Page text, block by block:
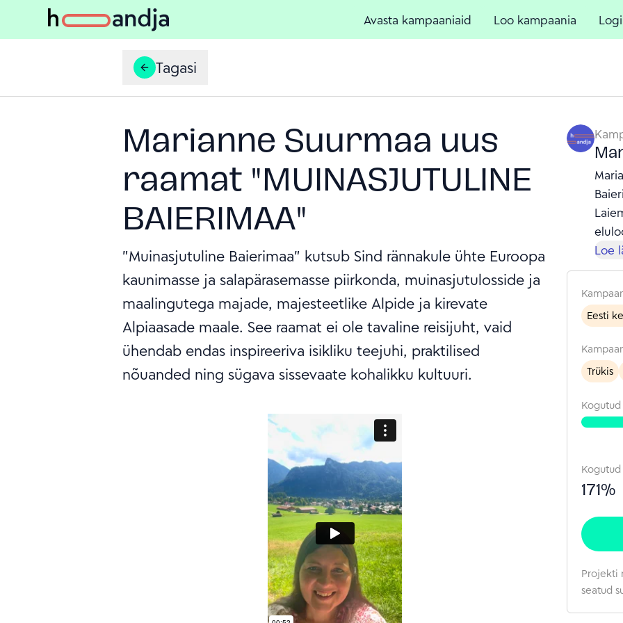
Avasta kampaaniaid Loo kampaania
Tagasi
Marianne Suurmaa uus
raamat "MUINASJUTULINE
BAIERIMAA"
"Muinasjutuline Baierimaa" kutsub Sind rännakule ühte Euroopa
kaunimasse ja salapärasemasse piirkonda, muinasjutulosside ja
maalingutega majade, majesteetlike Alpide ja kirevate
Alpiaasade maale. See raamat ei ole tavaline reisijuht, vaid
ühendab endas inspireeriva isikliku teejuhi, praktilised
nõuanded ning sügava sissevaate kohalikku kultuuri.
Kirju
JA
end
Loe
Eesti
Trükis
Kogutud
171%
Projekti
seatud